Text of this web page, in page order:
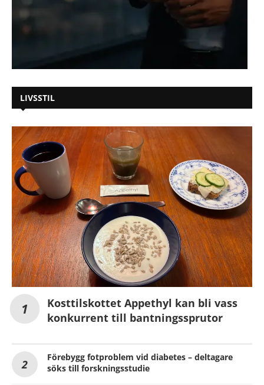
LIVSSTIL
Kosttilskottet Appethyl kan bli vass
konkurrent till bantningssprutor
Förebygg fotproblem vid diabetes – deltagare
söks till forskningsstudie